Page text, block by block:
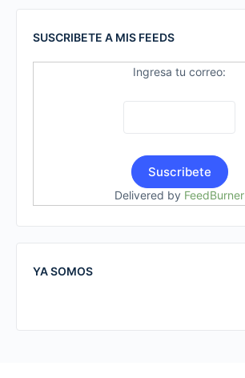
SUSCRIBETE A MIS FEEDS
Ingresa tu correo:
Delivered by FeedBurner
YA SOMOS